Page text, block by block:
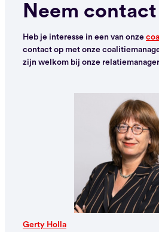
Neem
Heb je interesse in een van onze
contact op met onze
zijn welkom bij onze relatiemanager
Gerty Holla